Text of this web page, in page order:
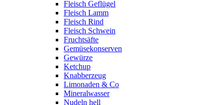
Fleisch Geflügel
Fleisch Lamm
Fleisch Rind
Fleisch Schwein
Fruchtsäfte
Gemüsekonserven
Gewürze
Ketchup
Knabberzeug
Limonaden & Co
Mineralwasser
Nudeln hell